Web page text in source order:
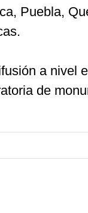
Puebla,
a nivel
de